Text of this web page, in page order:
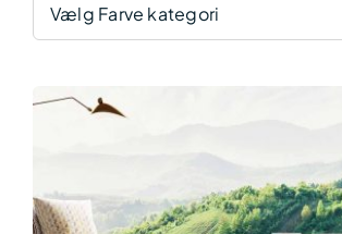
Vælg Farve kategori